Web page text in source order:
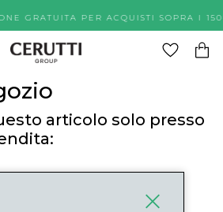
GRATUITA PER ACQUISTI
articolo solo presso